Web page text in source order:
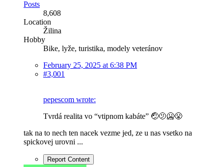
Posts
8,608
Location
Žilina
Hobby
Bike, lyže, turistika, modely veteránov
February 25, 2025 at 6:38 PM
#3,001
pepescom wrote:
Tvrdá realita vo “vtipnom kabáte” 🤕🫤🥶😤
tak na to nech ten nacek vezme jed, ze u nas vsetko na
spickovej urovni ...
Report Content